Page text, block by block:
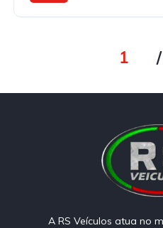
1 /
A RS Veículos atua no